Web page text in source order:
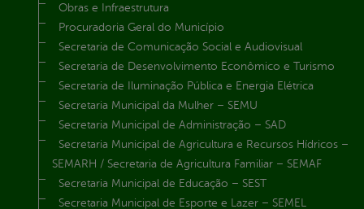
Obras e Infraestrutura
Procuradoria Geral do Município
Secretaria de Comunicação Social e Audiovisual
Secretaria de Desenvolvimento Econômico e Turismo
Secretaria de Iluminação Pública e Energia Elétrica
Secretaria Municipal da Mulher – SEMU
Secretaria Municipal de Administração – SAD
Secretaria Municipal de Agricultura e Recursos Hídricos –
SEMARH / Secretaria de Agricultura Familiar – SEMAF
Secretaria Municipal de Educação – SEST
Secretaria Municipal de Esporte e Lazer – SEMEL